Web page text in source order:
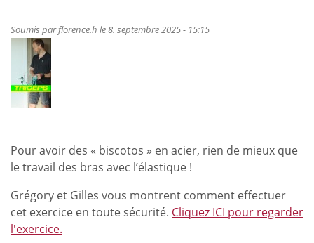
Soumis parflorence.h le 8. septembre 2025 - 15:15
Pour avoir des « biscotos » en acier, rien de mieux que
le travail des bras avec l’élastique !
Grégory et Gilles vous montrent comment effectuer
cet exercice en toute sécurité. Cliquez ICI pour regarder
l'exercice.